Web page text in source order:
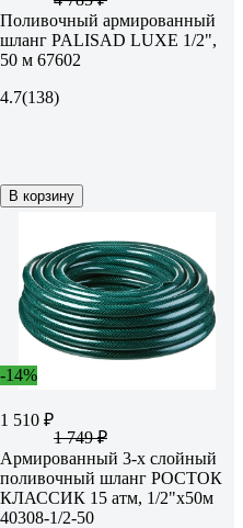
Поливочный армированный
шланг PALISAD LUXE 1/2",
50 м 67602
4.7(138)
В корзину
-14%
1 510 ₽
1 749 ₽
Армированный 3-х слойный
поливочный шланг РОСТОК
КЛАССИК 15 атм, 1/2"х50м
40308-1/2-50